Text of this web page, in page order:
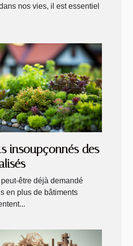
nos vies, il est essentiel
insoupçonnés des
être déjà demandé
en plus de bâtiments